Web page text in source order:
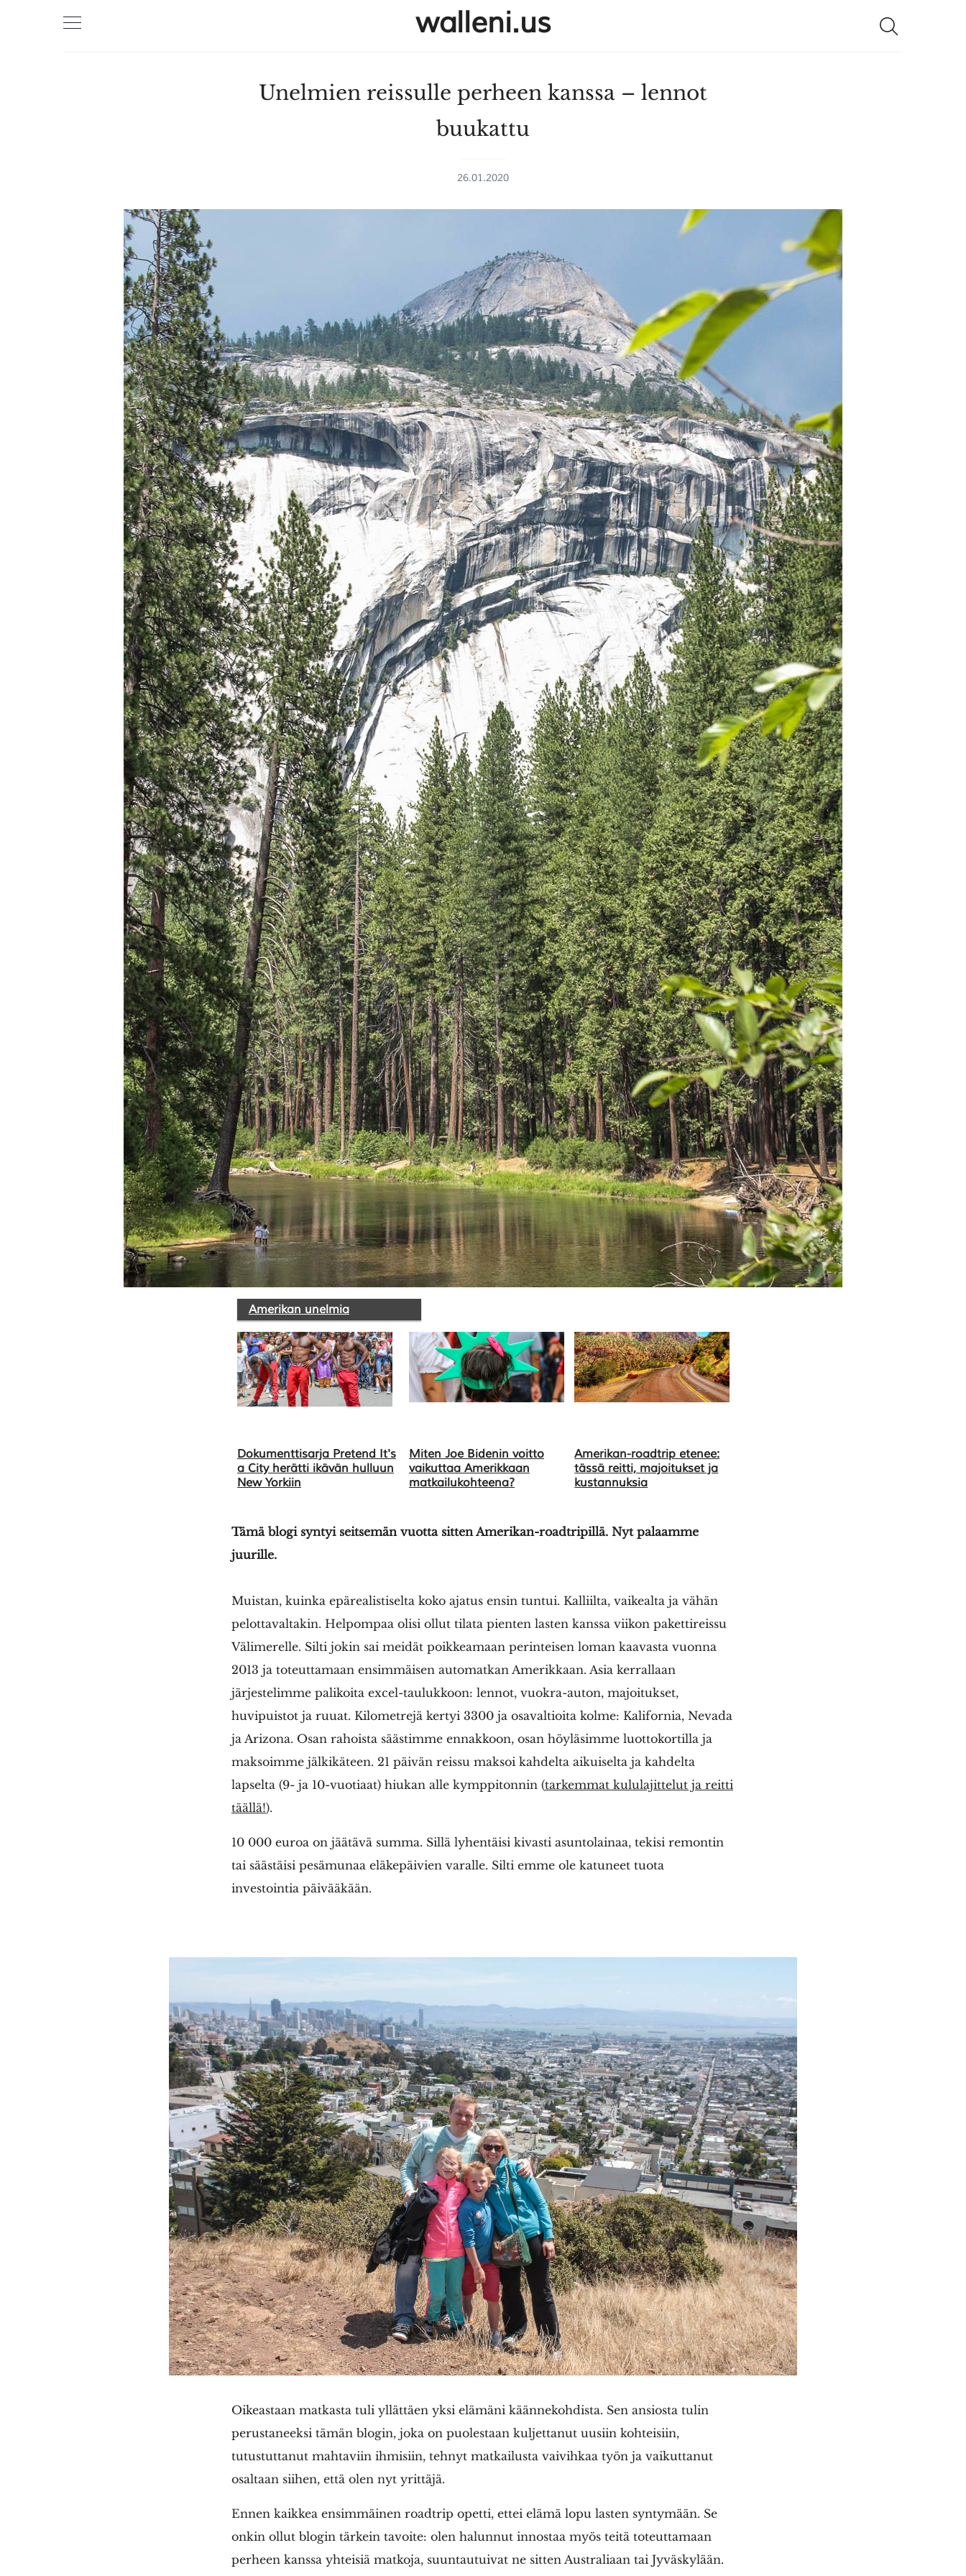
walleni.us
Unelmien reissulle perheen kanssa – lennot
buukattu
26.01.2020
Amerikan unelmia
Dokumenttisarja Pretend It's
a City herätti ikävän hulluun
New Yorkiin
Miten Joe Bidenin voitto
vaikuttaa Amerikkaan
matkailukohteena?
Amerikan-roadtrip etenee:
tässä reitti, majoitukset ja
kustannuksia
Tämä blogi syntyi seitsemän vuotta sitten Amerikan-roadtripillä. Nyt palaamme
juurille.
Muistan, kuinka epärealistiselta koko ajatus ensin tuntui. Kalliilta, vaikealta ja vähän
pelottavaltakin. Helpompaa olisi ollut tilata pienten lasten kanssa viikon pakettireissu
Välimerelle. Silti jokin sai meidät poikkeamaan perinteisen loman kaavasta vuonna
2013 ja toteuttamaan ensimmäisen automatkan Amerikkaan. Asia kerrallaan
järjestelimme palikoita excel-taulukkoon: lennot, vuokra-auton, majoitukset,
huvipuistot ja ruuat. Kilometrejä kertyi 3300 ja osavaltioita kolme: Kalifornia, Nevada
ja Arizona. Osan rahoista säästimme ennakkoon, osan höyläsimme luottokortilla ja
maksoimme jälkikäteen. 21 päivän reissu maksoi kahdelta aikuiselta ja kahdelta
lapselta (9- ja 10-vuotiaat) hiukan alle kymppitonnin (tarkemmat kululajittelut ja reitti
täällä!).
10 000 euroa on jäätävä summa. Sillä lyhentäisi kivasti asuntolainaa, tekisi remontin
tai säästäisi pesämunaa eläkepäivien varalle. Silti emme ole katuneet tuota
investointia päivääkään.
Oikeastaan matkasta tuli yllättäen yksi elämäni käännekohdista. Sen ansiosta tulin
perustaneeksi tämän blogin, joka on puolestaan kuljettanut uusiin kohteisiin,
tutustuttanut mahtaviin ihmisiin, tehnyt matkailusta vaivihkaa työn ja vaikuttanut
osaltaan siihen, että olen nyt yrittäjä.
Ennen kaikkea ensimmäinen roadtrip opetti, ettei elämä lopu lasten syntymään. Se
onkin ollut blogin tärkein tavoite: olen halunnut innostaa myös teitä toteuttamaan
perheen kanssa yhteisiä matkoja, suuntautuivat ne sitten Australiaan tai Jyväskylään.